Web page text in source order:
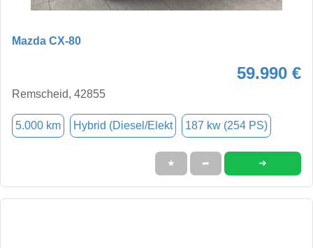
Mazda CX-80
59.990 €
Remscheid, 42855
5.000 km Hybrid (Diesel/Elekt 187 kw (254 PS)
★ ➦ ➜